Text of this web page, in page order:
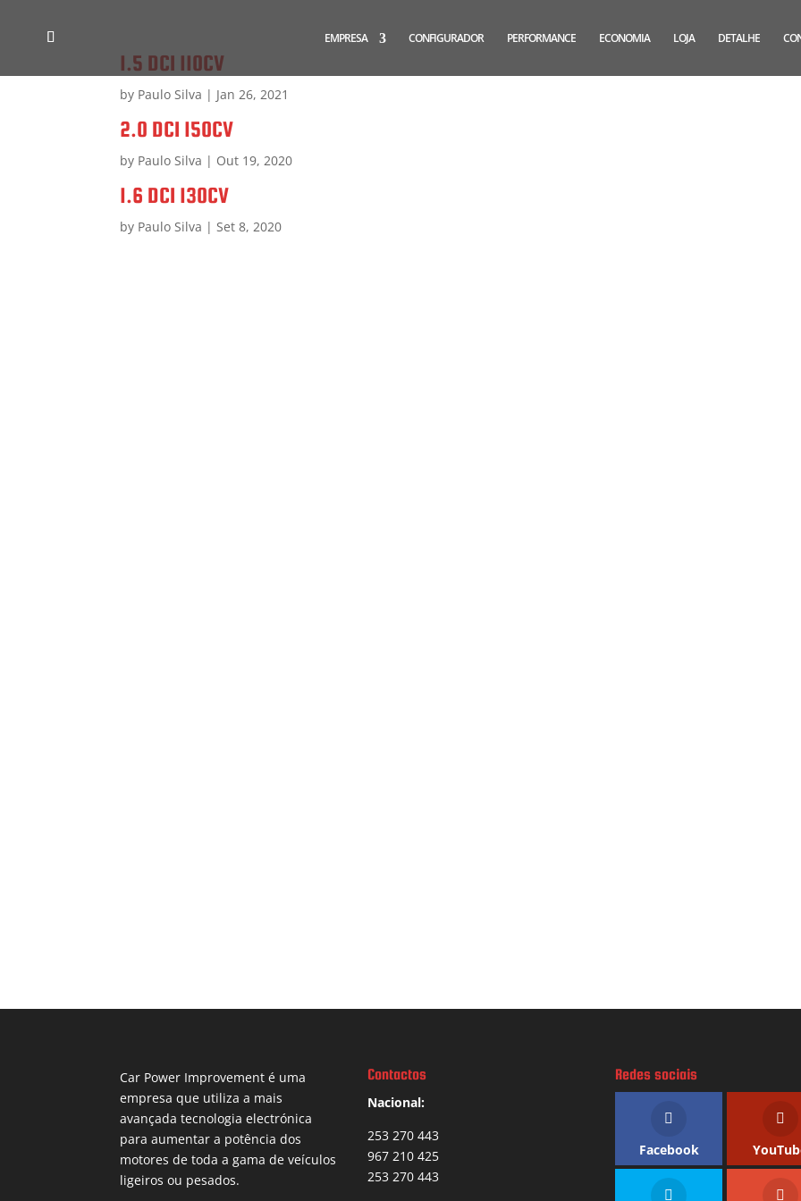
EMPRESA CONFIGURADOR PERFORMANCE ECONOMIA LOJA DETALHE
1.5 DCI 110CV
by Paulo Silva | Jan 26, 2021
2.0 DCI 150CV
by Paulo Silva | Out 19, 2020
1.6 DCI 130CV
by Paulo Silva |Set 8, 2020
Car Power Improvement é uma
empresa que utiliza a mais
avançada tecnologia electrónica
para aumentar a potência dos
motores de toda a gama de veículos
ligeiros ou pesados.
Contactos
Nacional:
253 270 443
967 210 425
253 270 443
Redes sociais
Facebook